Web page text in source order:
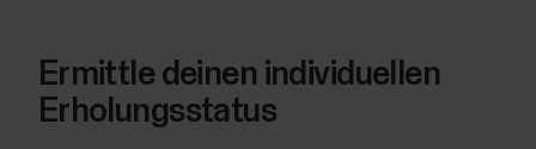
Ermittle deinen individuellen
Erholungsstatus